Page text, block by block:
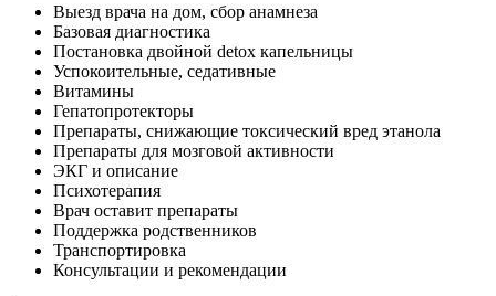
Выезд врача на дом, сбор анамнеза
Базовая диагностика
Постановка двойной detox капельницы
Успокоительные, седативные
Витамины
Гепатопротекторы
Препараты, снижающие токсический вред этанола
Препараты для мозговой активности
ЭКГ и описание
Психотерапия
Врач оставит препараты
Поддержка родственников
Транспортировка
Консультации и рекомендации